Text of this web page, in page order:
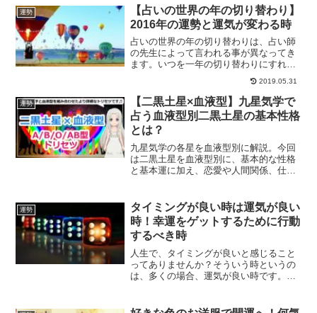
じた時の掃除方法についてご紹介しま
す。
運勢
【占いの世界の年の切り替わり】
2016年の運勢と運気が変わる時
占いの世界の年の切り替わりは、占い師
の先生によって言われる事が異なってき
ます。いつを一年の切り替わりにすれば
良いのかの解説です。また、運気が変わ
る時っていつなのか、多くの方が気にな
る所なのではないでしょうか？2016年の
運勢と運気が変わる時についてです。
2019.05.31
運勢
【二黒土星×血液型】九星気学で
占う血液型別二黒土星の基本性格
とは？
九星気学の各星を血液型別に解説。今回
は二黒土星を血液型別に、基本的な性格
と基本運に加え、恋愛や人間関係、仕事
運勢
タイミングが良い時は運気が良い
時！幸運をゲットするために行動
するべき時
人生で、タイミングが良いと感じること
ってありませんか？そういう時というの
は、多くの場合、運気が良い時です。運
幸運をつかむために、まずは行動してい